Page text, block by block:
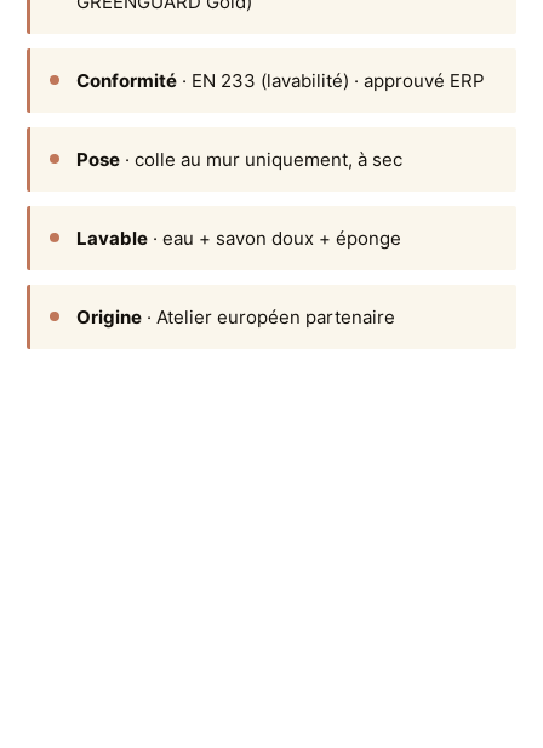
Conformité · EN 233 (lavabilité) · approuvé ERP
Pose · colle au mur uniquement, à sec
Lavable · eau + savon doux + éponge
Origine · Atelier européen partenaire